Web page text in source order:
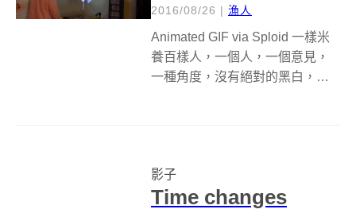
2016/08/26 | 漁人
Animated GIF via Sploid 一樣米
養百樣人，一個人，一個意見，
一種角度，沒有絕對的黑白，就
國一位化學博士，在...
影子
Time changes